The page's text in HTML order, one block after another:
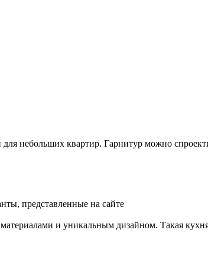
небольших квартир. Гарнитур можно
представленные на сайте
и уникальным дизайном. Такая